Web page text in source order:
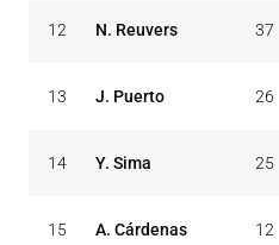
12 N. Reuvers 37
13 J. Puerto 26
14 Y. Sima 25
15 A. Cárdenas 12